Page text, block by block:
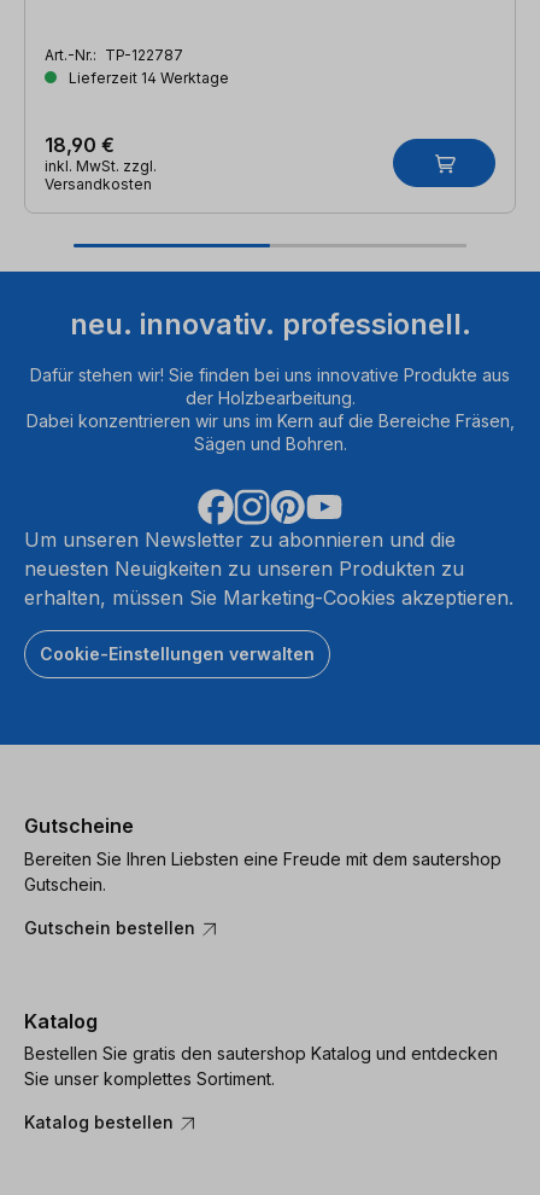
Art.-Nr.: TP-122787
Lieferzeit 14 Werktage
18,90 €
inkl. MwSt. zzgl.
Versandkosten
neu. innovativ. professionell.
Dafür stehen wir! Sie finden bei uns innovative Produkte aus
der Holzbearbeitung.
Dabei konzentrieren wir uns im Kern auf die Bereiche Fräsen,
Sägen und Bohren.
Um unseren Newsletter zu abonnieren und die
neuesten Neuigkeiten zu unseren Produkten zu
erhalten, müssen Sie Marketing-Cookies akzeptieren.
Cookie-Einstellungen verwalten
Gutscheine
Bereiten Sie Ihren Liebsten eine Freude mit dem sautershop
Gutschein.
Gutschein bestellen
Katalog
Bestellen Sie gratis den sautershop Katalog und entdecken
Sie unser komplettes Sortiment.
Katalog bestellen